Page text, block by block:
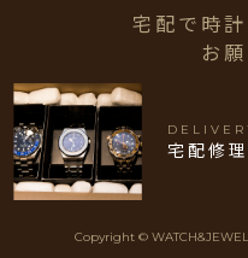
宅配で時
お
宅配修理
Copyright ©